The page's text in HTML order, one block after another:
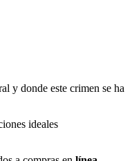
y donde este crimen se ha
ideales